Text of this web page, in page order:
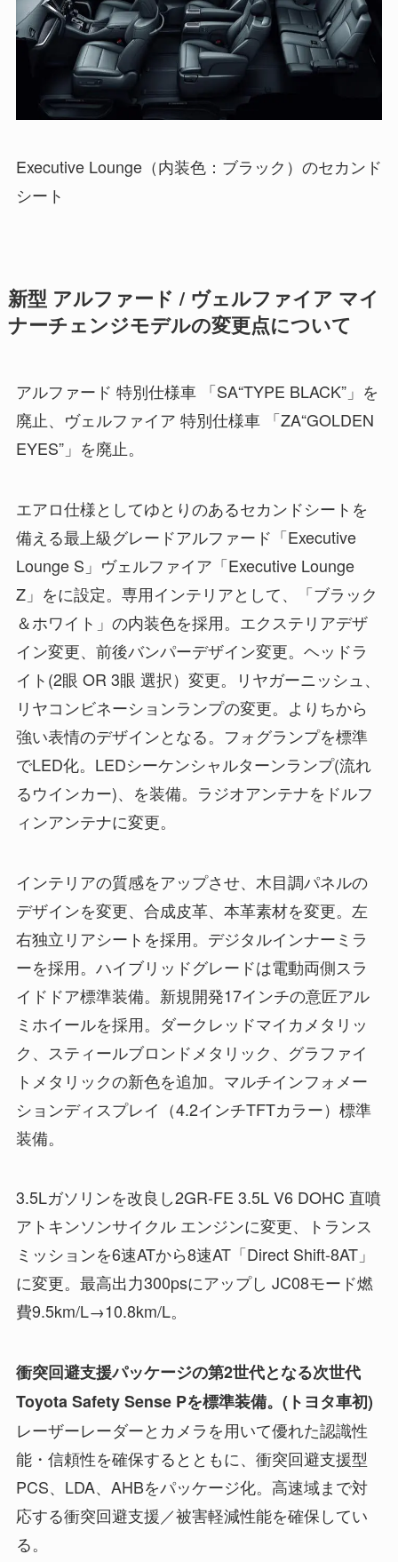
Executive Lounge（内装色：ブラック）のセカンド
シート
新型 アルファード / ヴェルファイア マイ
ナーチェンジモデルの変更点について
アルファード 特別仕様車 「SA“TYPE BLACK”」を
廃止、ヴェルファイア 特別仕様車 「ZA“GOLDEN
EYES”」を廃止。
エアロ仕様としてゆとりのあるセカンドシートを
備える最上級グレードアルファード「Executive
Lounge S」ヴェルファイア「Executive Lounge
Z」をに設定。専用インテリアとして、「ブラック
＆ホワイト」の内装色を採用。エクステリアデザ
イン変更、前後バンパーデザイン変更。ヘッドラ
イト(2眼 OR 3眼 選択）変更。リヤガーニッシュ、
リヤコンビネーションランプの変更。よりちから
強い表情のデザインとなる。フォグランプを標準
でLED化。LEDシーケンシャルターンランプ(流れ
るウインカー)、を装備。ラジオアンテナをドルフ
ィンアンテナに変更。
インテリアの質感をアップさせ、木目調パネルの
デザインを変更、合成皮革、本革素材を変更。左
右独立リアシートを採用。デジタルインナーミラ
ーを採用。ハイブリッドグレードは電動両側スラ
イドドア標準装備。新規開発17インチの意匠アル
ミホイールを採用。ダークレッドマイカメタリッ
ク、スティールブロンドメタリック、グラファイ
トメタリックの新色を追加。マルチインフォメー
ションディスプレイ（4.2インチTFTカラー）標準
装備。
3.5Lガソリンを改良し2GR-FE 3.5L V6 DOHC 直噴
アトキンソンサイクル エンジンに変更、トランス
ミッションを6速ATから8速AT「Direct Shift-8AT」
に変更。最高出力300psにアップし JC08モード燃
費9.5km/L→10.8km/L。
衝突回避支援パッケージの第2世代となる次世代
Toyota Safety Sense Pを標準装備。(トヨタ車初)
レーザーレーダーとカメラを用いて優れた認識性
能・信頼性を確保するとともに、衝突回避支援型
PCS、LDA、AHBをパッケージ化。高速域まで対
応する衝突回避支援／被害軽減性能を確保してい
る。